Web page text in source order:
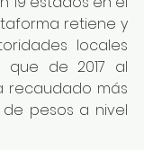
retiene y
locales
que de 2017 al
recaudado más
de pesos a nivel